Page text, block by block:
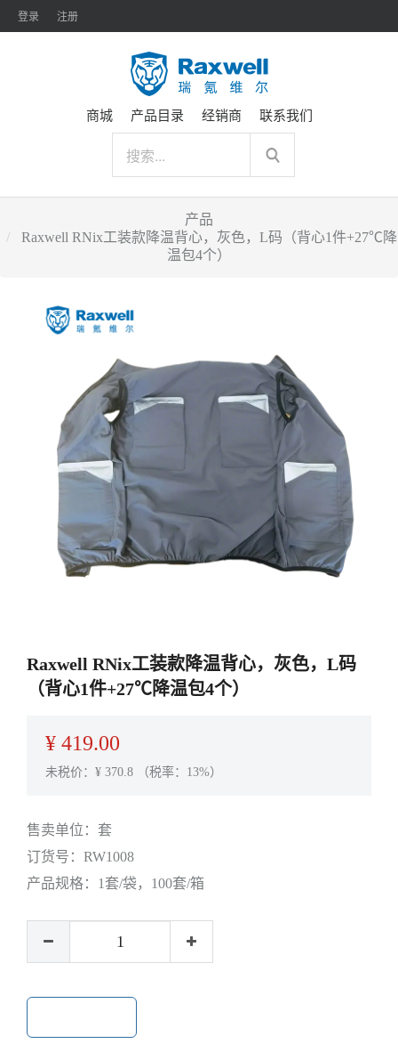
登录 注册
商城 产品目录 经销商 联系我们
产品
Raxwell RNix工装款降温背心，灰色，L码（背心1件+27℃降
温包4个）
Raxwell RNix工装款降温背心，灰色，L码
（背心1件+27℃降温包4个）
¥ 419.00
未税价：¥ 370.8 （税率：13%）
售卖单位： 套
订货号： RW1008
产品规格： 1套/袋，100套/箱